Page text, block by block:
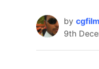
by cgfilm
9th